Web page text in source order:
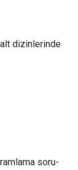
dizinlerinde
soru-